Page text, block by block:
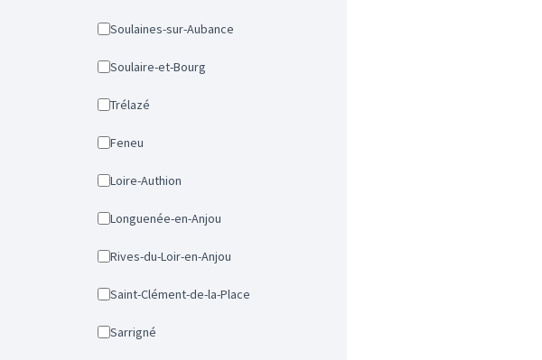
Soulaines-sur-Aubance
Soulaire-et-Bourg
Trélazé
Feneu
Loire-Authion
Longuenée-en-Anjou
Rives-du-Loir-en-Anjou
Saint-Clément-de-la-Place
Sarrigné